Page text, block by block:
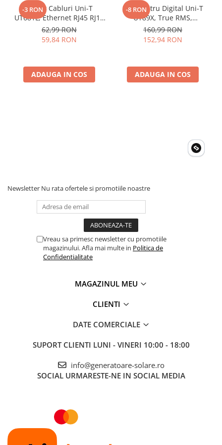
Rezolutia ecranului: 160x160 px
Ecran LCD: 60 x 60 mm
Caracteristici generale
LCD cu iluminare din spate
Dimensiuni: 200 x 100 x 48 mm
-3 RON
Tester Cabluri Uni-T
UT681L, Ethernet RJ45 RJ11
BNC, Continuitate,
Scurtcircuit, Incrucisate
62,99 RON
59,84 RON
ADAUGA IN COS
-8 RON
Multimetru Digital Uni-T
UT89X, True RMS,
Temperatura 1000°C,
Frecventa, NCV, CAT III
160,99 RON
152,94 RON
ADAUGA IN COS
Newsletter Nu rata ofertele si promotiile noastre
Vreau sa primesc newsletter cu promotiile
magazinului. Afla mai multe in Politica de
Confidentialitate
MAGAZINUL MEU
CLIENTI
DATE COMERCIALE
SUPORT CLIENTI LUNI - VINERI 10:00 - 18:00
info@generatoare-solare.ro
SOCIAL URMARESTE-NE IN SOCIAL MEDIA